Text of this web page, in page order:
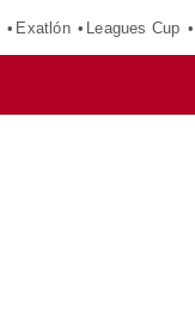
Exatlón Leagues Cup